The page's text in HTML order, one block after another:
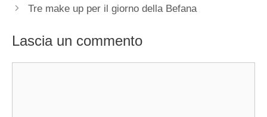
Tre make up per il giorno della Befana
Lascia un commento